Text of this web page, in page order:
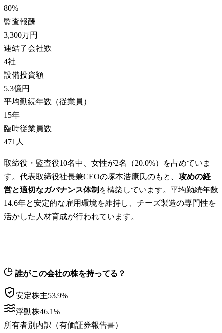
80%
監査報酬
3,300万円
連結子会社数
4社
設備投資額
5.3億円
平均勤続年数（従業員）
15年
臨時従業員数
471 人
取締役・監査役10名中、女性が2名（20.0%）を占めていま
す。代表取締役社長兼CEOの塚本浩康氏のもと、 攻めの経
営と適切なガバナンス体制 を構築しています。平均勤続年数
14.6年と安定的な雇用環境を維持し、チーズ製造の専門性を
活かした人材育成が行われています。
誰がこの会社の株を持ってる？
安定株主53.9%
浮動株46.1%
所有者別内訳（有価証券報告書）